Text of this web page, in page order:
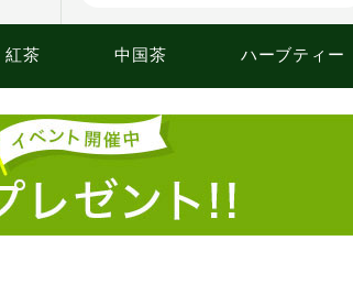
紅茶 中国茶 ハーブティー